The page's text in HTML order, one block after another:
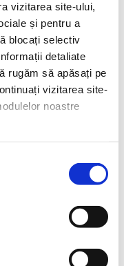
vizitarea site-ului,
și pentru a
blocați selectiv
detaliate
rugăm să apăsați pe
vizitarea site-
noastre